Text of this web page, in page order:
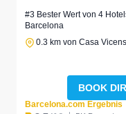
#3 Bester Wert von 4
Barcelona
0.3 km von Casa Vicens
BOOK
Barcelona.com Ergebnis